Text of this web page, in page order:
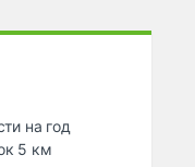
на год
5 км